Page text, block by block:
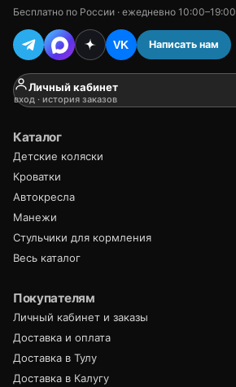
Бесплатно по России · ежедневно 10:00–19:00
VK Написать нам
Личный кабинет
вход · история заказов
Каталог
Детские коляски
Кроватки
Автокресла
Манежи
Стульчики для кормления
Весь каталог
Покупателям
Личный кабинет и заказы
Доставка и оплата
Доставка в Тулу
Доставка в Калугу